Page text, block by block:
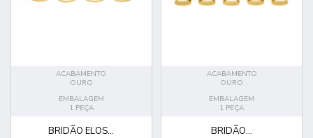
ACABAMENTO
OURO
EMBALAGEM
1 PEÇA
BRIDÃO ELOS...
ACABAMENTO
OURO
EMBALAGEM
1 PEÇA
BRIDÃO...